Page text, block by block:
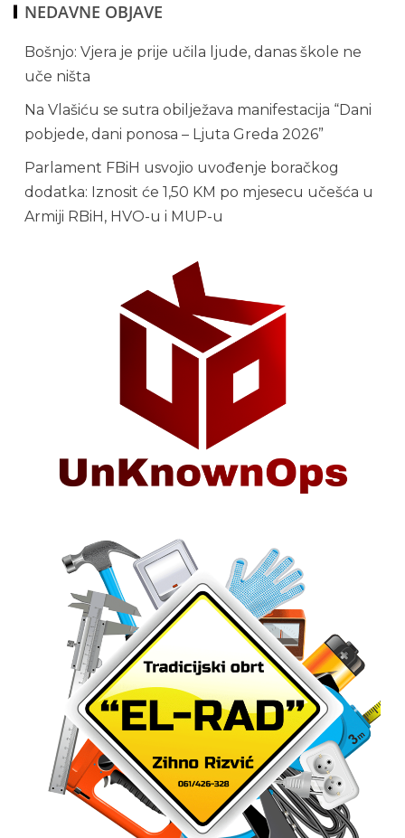
NEDAVNE OBJAVE
Bošnjo: Vjera je prije učila ljude, danas škole ne
uče ništa
Na Vlašiću se sutra obilježava manifestacija “Dani
pobjede, dani ponosa – Ljuta Greda 2026”
Parlament FBiH usvojio uvođenje boračkog
dodatka: Iznosit će 1,50 KM po mjesecu učešća u
Armiji RBiH, HVO-u i MUP-u